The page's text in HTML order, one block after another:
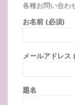
各種お問い合わ
お名前 (必須)
メールアドレス
題名